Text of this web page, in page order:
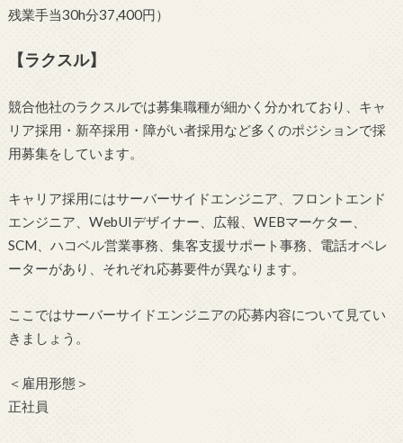
残業手当30h分37,400円）
【ラクスル】
競合他社のラクスルでは募集職種が細かく分かれており、キャ
リア採用・新卒採用・障がい者採用など多くのポジションで採
用募集をしています。
キャリア採用にはサーバーサイドエンジニア、フロントエンド
エンジニア、WebUIデザイナー、広報、WEBマーケター、
SCM、ハコベル営業事務、集客支援サポート事務、電話オペレ
ーターがあり、それぞれ応募要件が異なります。
ここではサーバーサイドエンジニアの応募内容について見てい
きましょう。
＜雇用形態＞
正社員